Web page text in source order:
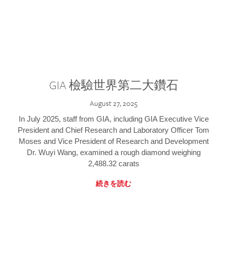
GIA 檢驗世界第二大鑽石
August 27, 2025
In July 2025, staff from GIA, including GIA Executive Vice
President and Chief Research and Laboratory Officer Tom
Moses and Vice President of Research and Development
Dr. Wuyi Wang, examined a rough diamond weighing
2,488.32 carats
続きを読む